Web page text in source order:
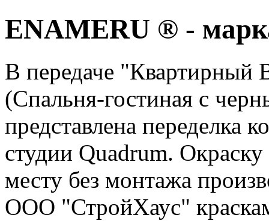
ENAMERU ® -
В передаче
(Спальня-гостиная с
представлена переделка
студии Quadrum.
месту без монтажа
ООО "СтройХаус"